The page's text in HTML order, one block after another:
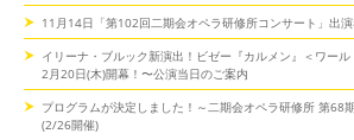
11月14日「第102回二期会オペラ研修所コンサート」出演
イリーナ・ブルック新演出！ビゼー『カルメン』＜ワール
2月20日(木)開幕！〜公演当日のご案内
プログラムが決定しました！～二期会オペラ研修所 第68
(2/26開催)